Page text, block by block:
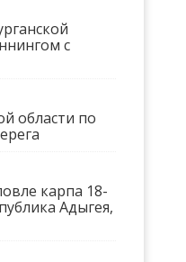
с
области по
карпа 18-
Адыгея,